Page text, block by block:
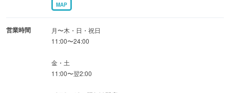
お得なクーポンも忘れずにチェック
お得に！楽しく！当店をご利用ください
MAP
営業時間
月〜木・日・祝日
11:00〜24:00
金・土
11:00〜翌2:00